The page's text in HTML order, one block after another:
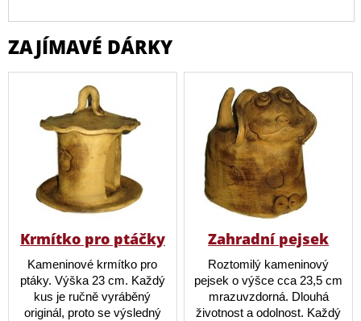
ZAJÍMAVÉ DÁRKY
Krmítko pro ptáčky
Kameninové krmítko pro
ptáky. Výška 23 cm. Každý
kus je ručně vyráběný
originál, proto se výsledný
Zahradní pejsek
Roztomilý kameninový
pejsek o výšce cca 23,5 cm
mrazuvzdorná. Dlouhá
životnost a odolnost. Každý